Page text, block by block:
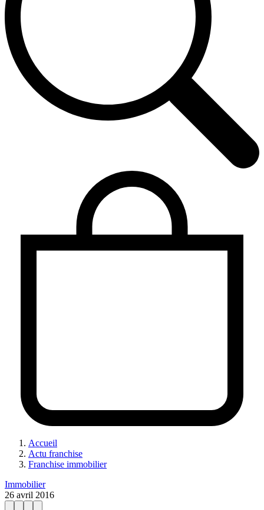
Accueil
Actu franchise
Franchise immobilier
Immobilier
26 avril 2016